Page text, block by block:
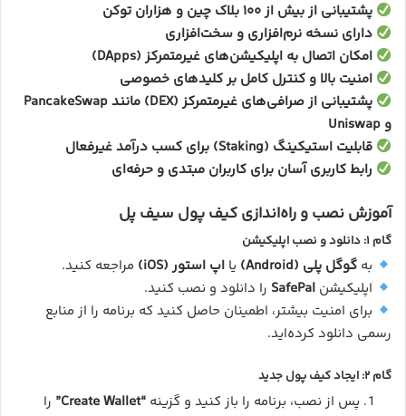
پشتیبانی از بیش از ۱۰۰ بلاک چین و هزاران توکن
دارای نسخه نرم‌افزاری و سخت‌افزاری
امکان اتصال به اپلیکیشن‌های غیرمتمرکز (DApps)
امنیت بالا و کنترل کامل بر کلیدهای خصوصی
پشتیبانی از صرافی‌های غیرمتمرکز (DEX) مانند PancakeSwap
و Uniswap
قابلیت استیکینگ (Staking) برای کسب درآمد غیرفعال
رابط کاربری آسان برای کاربران مبتدی و حرفه‌ای
آموزش نصب و راه‌اندازی کیف پول سیف پل
گام ۱: دانلود و نصب اپلیکیشن
بهگوگل پلی (Android) یااپ استور (iOS)
مراجعه کنید.
اپلیکیشنSafePal را دانلود و نصب کنید.
برای امنیت بیشتر، اطمینان حاصل کنید که برنامه را از منابع
رسمی دانلود کرده‌اید.
گام ۲: ایجاد کیف پول جدید
پس از نصب، برنامه را باز کنید و گزینه “Create Wallet”
را